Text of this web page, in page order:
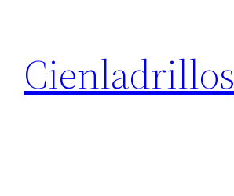
contenido
Cienladrillos